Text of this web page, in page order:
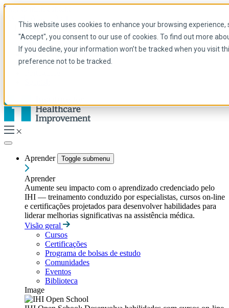
This website uses cookies to enhance your browsing
"Accept", you consent to our use of cookies. To find out more
If you decline, your information won’t be tracked when you visit
preference not to be tracked.
Skip to main content
Portuguese
Arabic
Inglês
Francês
Aprender Toggle submenu
Aprender
Aumente seu impacto com o aprendizado credenciado pelo
IHI — treinamento conduzido por especialistas, cursos on-line
e certificações projetados para desenvolver habilidades para
liderar melhorias significativas na assistência médica.
Visão geral
Cursos
Certificações
Programa de bolsas de estudo
Comunidades
Eventos
Biblioteca
Image